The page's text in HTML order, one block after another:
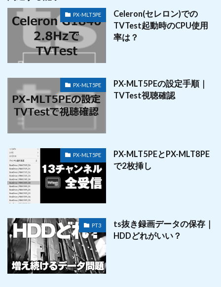
PX-MLT5PE
Celeron(セレロン)での
TVTest起動時のCPU使用
率は？
PX-MLT5PE
PX-MLT5PEの設定手順｜
TVTest視聴確認
PX-MLT5PE
PX-MLT5PEとPX-MLT8PE
で2枚挿し
PT3
ts抜き録画データの保存｜
HDDどれがいい？